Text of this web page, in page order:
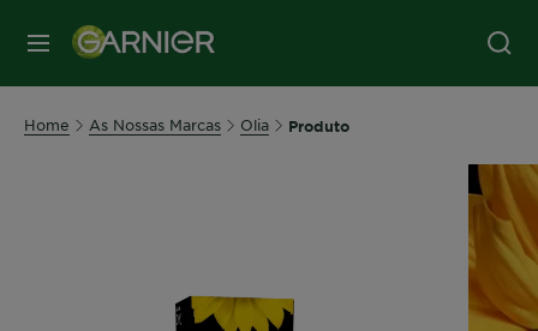
MENU
Home As Nossas Marcas Olia Produto